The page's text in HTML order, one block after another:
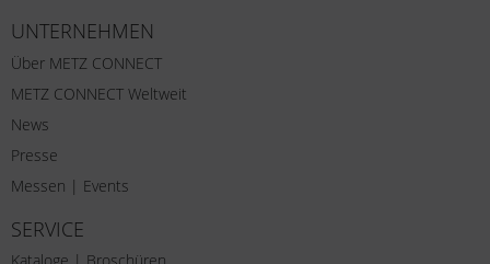
UNTERNEHMEN
Über METZ CONNECT
METZ CONNECT Weltweit
News
Presse
Messen | Events
SERVICE
Kataloge | Broschüren